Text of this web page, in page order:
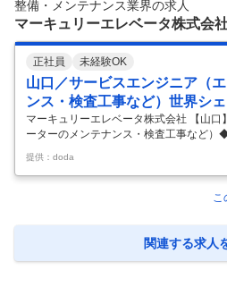
ント管理、トラブル管理、変更管理等） ■
整備・メンテナンス業界の求人
マーキュリーエレベータ株式会
正社員 未経験OK
山口／サービスエンジニア（
ンス・検査工事など）世界シ
マーキュリーエレベータ株式会社 【山
ーターのメンテナンス・検査工事など）
Ｇ 【仕事内容】 【山口】サービスエン
ンス・検査工事など）◆世界シェア最大
内容】 【手に職をつけ技術力を身につ
全額負担制度あり／中途入社者の8割が
安全に稼働させる、サービスエンジニア
検から故障復旧、劣化部品の交換提案ま
提供：doda
こ
関連する求人